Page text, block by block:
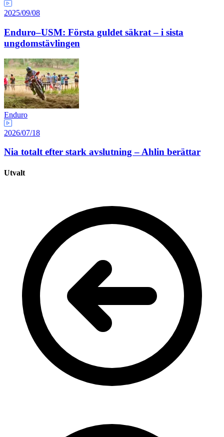
2025/09/08
Enduro–USM: Första guldet säkrat – i sista
ungdomstävlingen
Enduro
2026/07/18
Nia totalt efter stark avslutning – Ahlin berättar
Utvalt